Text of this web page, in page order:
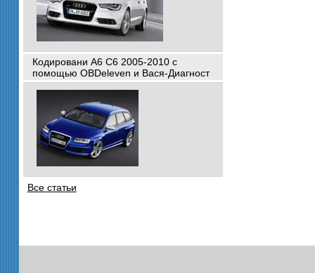
Кодировани A6 C6 2005-2010 с
помощью OBDeleven и Вася-Диагност
Все статьи